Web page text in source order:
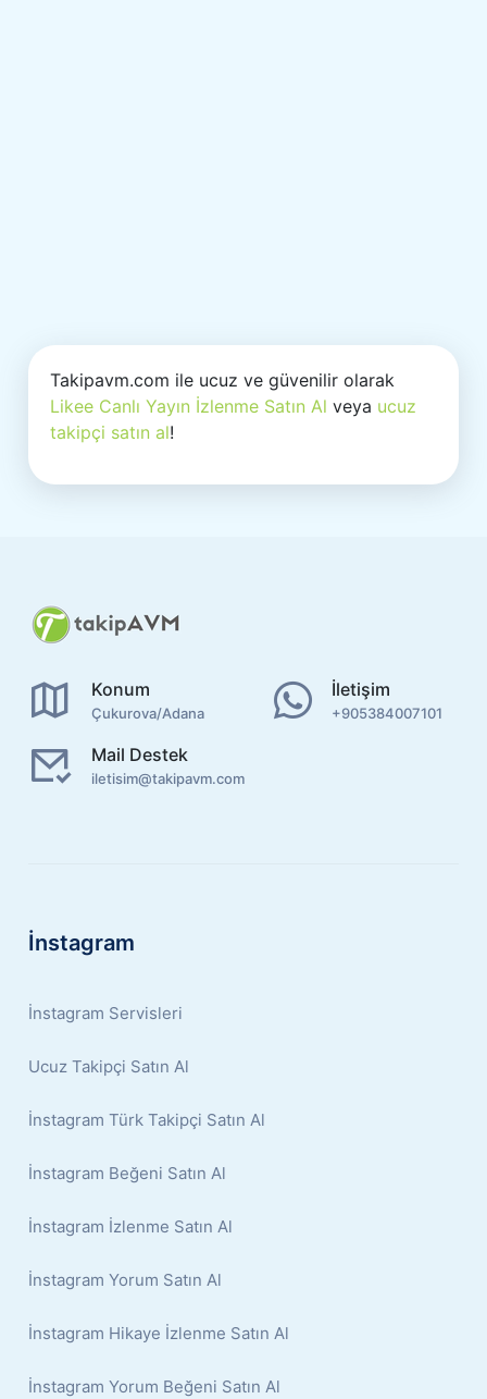
Takipavm.com ile ucuz ve güvenilir olarak
Likee Canlı Yayın İzlenme Satın Al veya ucuz
takipçi satın al!
Konum
Çukurova/Adana
İletişim
+905384007101
Mail Destek
iletisim@takipavm.com
İnstagram
İnstagram Servisleri
Ucuz Takipçi Satın Al
İnstagram Türk Takipçi Satın Al
İnstagram Beğeni Satın Al
İnstagram İzlenme Satın Al
İnstagram Yorum Satın Al
İnstagram Hikaye İzlenme Satın Al
İnstagram Yorum Beğeni Satın Al